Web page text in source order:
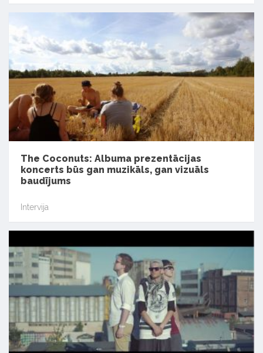
The Coconuts: Albuma prezentācijas
koncerts būs gan muzikāls, gan vizuāls
baudījums
Intervija